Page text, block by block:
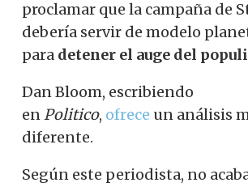
proclamar que la campaña de
debería servir de modelo
para detener el auge del
Dan Bloom, escribiendo
enPolitico, ofrece un análisis
diferente.
Según este periodista, no